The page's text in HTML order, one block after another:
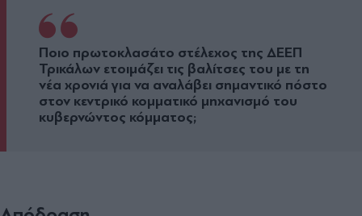
Ποιο πρωτοκλασάτο στέλεχος της ∆ΕΕΠ
Τρικάλων ετοιµάζει τις βαλίτσες του µε τη
νέα χρονιά για να αναλάβει σηµαντικό πόστο
στον κεντρικό κοµµατικό µηχανισµό του
κυβερνώντος κόµµατος;